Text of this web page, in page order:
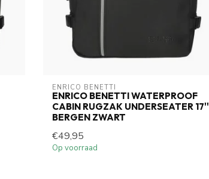
ENRICO BENETTI
ENRICO BENETTI WATERPROOF
CABIN RUGZAK UNDERSEATER 17''
BERGEN ZWART
€49,95
Op voorraad